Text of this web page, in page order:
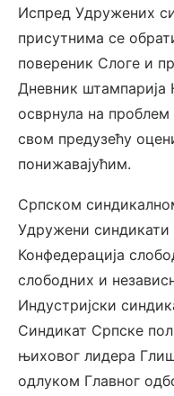
Испред Удружених
присутнима се
повереник Слоге и
Дневник
осврнула на
свом предузећу
понижавајућим.
Српском
Удружени синдикати
Конфедерација
слободних и
Индустријски
Синдикат Српске
њиховог лидера
одлуком Главног